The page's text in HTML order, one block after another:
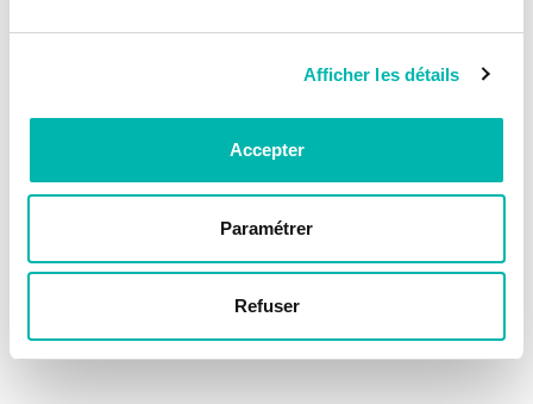
Afficher les détails
Accepter
Paramétrer
Refuser